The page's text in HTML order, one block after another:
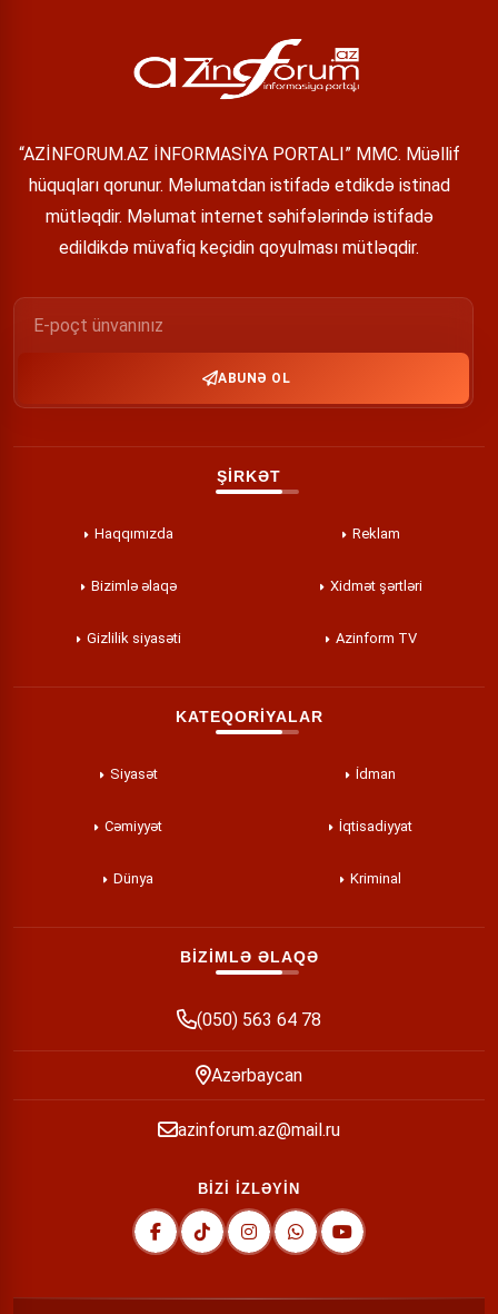
“AZİNFORUM.AZ İNFORMASİYA PORTALI” MMC. Müəllif
hüquqları qorunur. Məlumatdan istifadə etdikdə istinad
mütləqdir. Məlumat internet səhifələrində istifadə
edildikdə müvafiq keçidin qoyulması mütləqdir.
ABUNƏ OL
ŞİRKƏT
Haqqımızda Reklam
Bizimlə əlaqə Xidmət şərtləri
Gizlilik siyasəti Azinform TV
KATEQORİYALAR
Siyasət İdman
Cəmiyyət İqtisadiyyat
Dünya Kriminal
BİZİMLƏ ƏLAQƏ
(050) 563 64 78
Azərbaycan
azinforum.az@mail.ru
BİZİ İZLƏYİN